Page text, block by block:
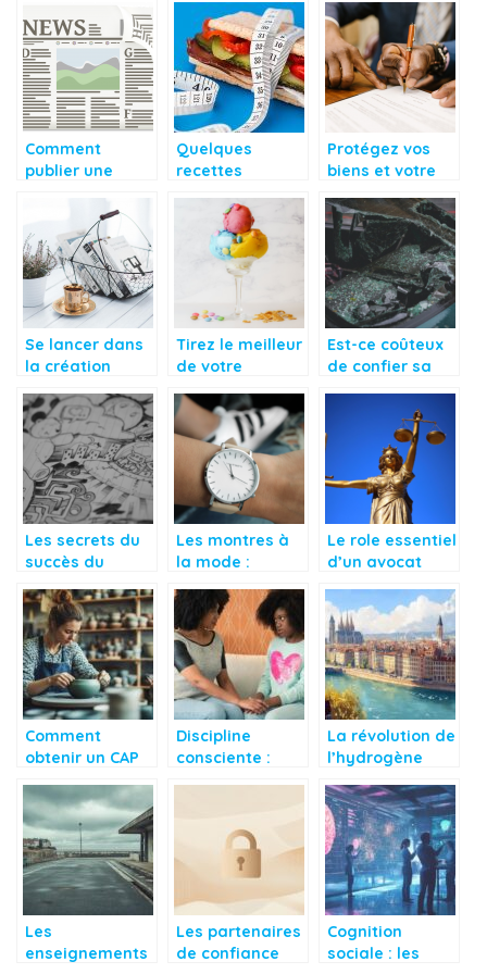
l’occuper
pas manquer
Comment
publier une
Quelques
recettes
efficaces pour
perdre du poids
Protégez vos
biens et votre
l’assurance
habitation
Se lancer dans
la création
de décoration :
les bases
Tirez le meilleur
de votre
nos conseils
avisés
Est-ce coûteux
de confier sa
casse auto ?
Les secrets du
succès du
tropical
Les montres à
la mode :
modèle idéal
pour être
tendance
Le role essentiel
d’un avocat
succession
Comment
obtenir un CAP
pour adulte tout
en travaillant ?
Discipline
consciente :
moments
difficiles
La révolution de
l’hydrogène
propulse la
transition
énergétique
nationale
Les
enseignements
Les partenaires
de confiance
Cognition
sociale : les